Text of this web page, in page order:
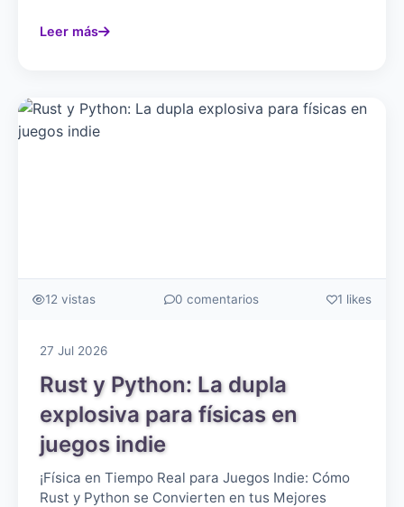
Leer más
12 vistas 0 comentarios 1 likes
27 Jul 2026
Rust y Python: La dupla
explosiva para físicas en
juegos indie
¡Física en Tiempo Real para Juegos Indie: Cómo
Rust y Python se Convierten en tus Mejores